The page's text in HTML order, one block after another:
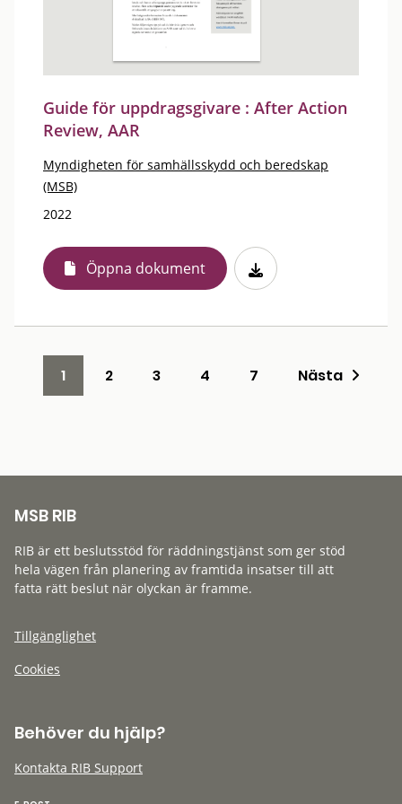
Guide för uppdragsgivare : After Action
Review, AAR
Myndigheten för samhällsskydd och beredskap
(MSB)
2022
Öppna dokument
1 2 3 4 7 Nästa
MSB RIB
RIB är ett beslutsstöd för räddningstjänst som ger stöd
hela vägen från planering av framtida insatser till att
fatta rätt beslut när olyckan är framme.
Tillgänglighet
Cookies
Behöver du hjälp?
Kontakta RIB Support